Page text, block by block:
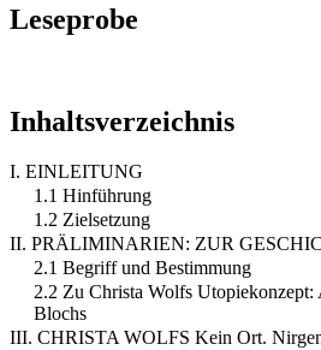
Leseprobe
Inhaltsverzeichnis
I. EINLEITUNG
1.1 Hinführung
1.2 Zielsetzung
II. PRÄLIMINARIEN: ZUR
2.1 Begriff und Bestimmung
2.2 Zu Christa Wolfs Utopiekonzept:
Blochs
III. CHRISTA WOLFS Kein Ort.